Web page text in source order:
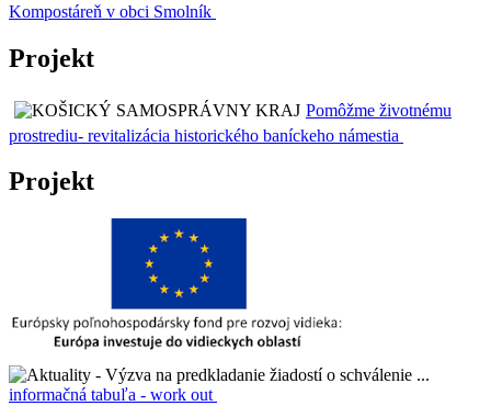
Kompostáreň v obci Smolník
Projekt
Pomôžme životnému
prostrediu- revitalizácia historického baníckeho námestia
Projekt
informačná tabuľa - work out